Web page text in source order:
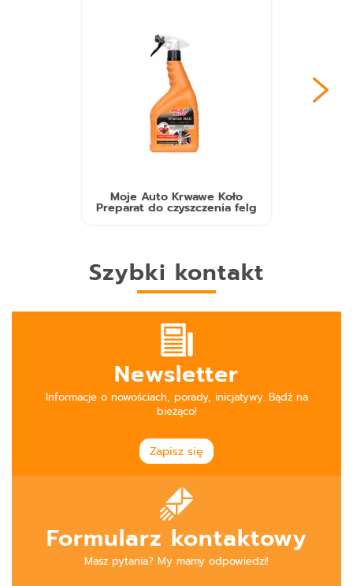
Moje Auto Krwawe Koło
Preparat do czyszczenia felg
Szybki kontakt
Newsletter
Informacje o nowościach, porady, inicjatywy. Bądź na
bieżąco!
Zapisz się
Formularz kontaktowy
Masz pytania? My mamy odpowiedzi!